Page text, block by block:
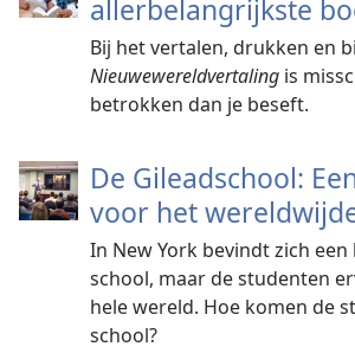
allerbelangrijkste
Bij het vertalen, drukken en
Nieuwewereldvertaling is
betrokken dan je beseft.
De Gileadschool:
voor het
In New York bevindt zich
school, maar de studenten
hele wereld. Hoe komen de
school?